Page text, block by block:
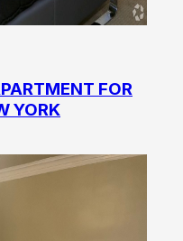
FOR
YORK